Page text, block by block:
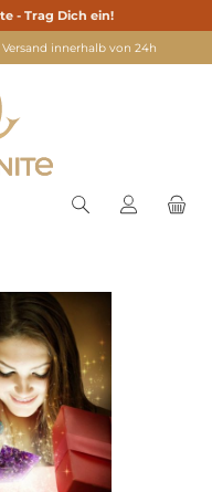
- Trag Dich ein!
Versand innerhalb von 24h